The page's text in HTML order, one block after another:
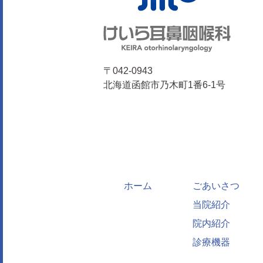
〒042-0943
北海道函館市乃木町1番6-1号
ホーム
ごあいさつ
当院紹介
院内紹介
診療機器